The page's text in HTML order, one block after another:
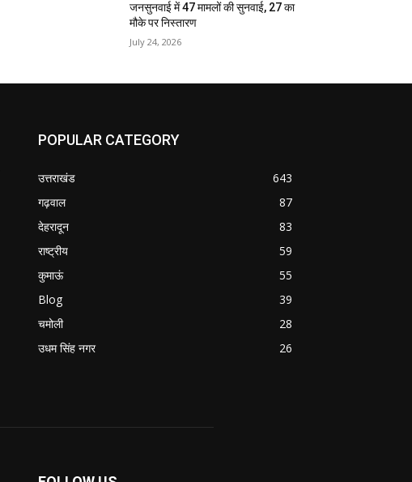
जनसुनवाई में 47 मामलों की सुनवाई, 27 का
मौके पर निस्तारण
July 24, 2026
POPULAR CATEGORY
उत्तराखंड
643
गढ़वाल
87
देहरादून
83
राष्ट्रीय
59
कुमाऊं
55
Blog
39
चमोली
28
उधम सिंह नगर
26